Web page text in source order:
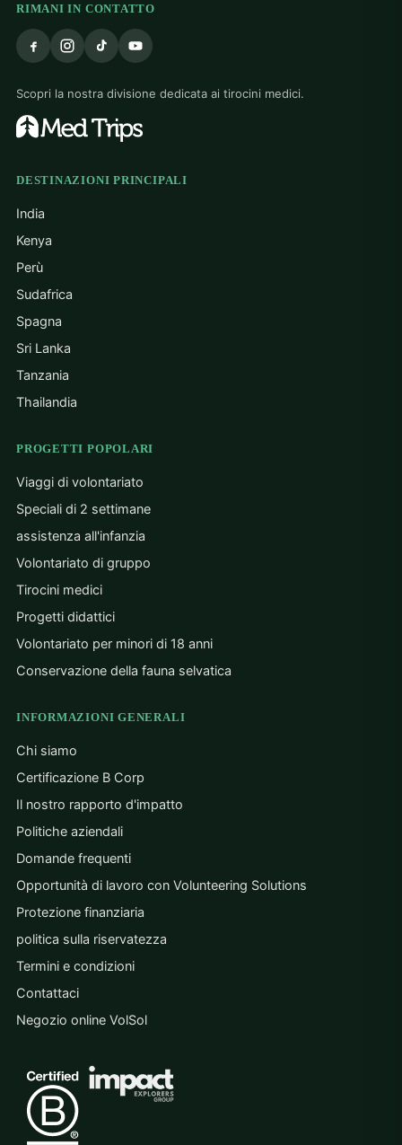
RIMANI IN CONTATTO
Scopri la nostra divisione dedicata ai tirocini medici.
DESTINAZIONI PRINCIPALI
India
Kenya
Perù
Sudafrica
Spagna
Sri Lanka
Tanzania
Thailandia
PROGETTI POPOLARI
Viaggi di volontariato
Speciali di 2 settimane
assistenza all'infanzia
Volontariato di gruppo
Tirocini medici
Progetti didattici
Volontariato per minori di 18 anni
Conservazione della fauna selvatica
INFORMAZIONI GENERALI
Chi siamo
Certificazione B Corp
Il nostro rapporto d'impatto
Politiche aziendali
Domande frequenti
Opportunità di lavoro con Volunteering Solutions
Protezione finanziaria
politica sulla riservatezza
Termini e condizioni
Contattaci
Negozio online VolSol